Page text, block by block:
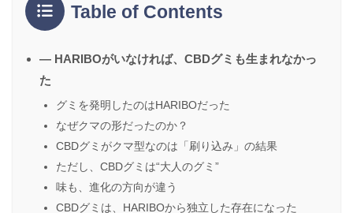
Table of Contents
― HARIBOがいなければ、CBDグミも生まれなかっ
た
グミを発明したのはHARIBOだった
なぜクマの形だったのか？
CBDグミがクマ型なのは「刷り込み」の結果
ただし、CBDグミは“大人のグミ”
味も、進化の方向が違う
CBDグミは、HARIBOから独立した存在になった